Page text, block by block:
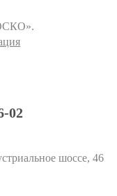
02
шоссе, 46